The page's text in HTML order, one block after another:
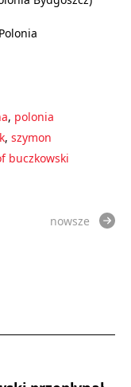
, polonia
, szymon
buczkowski
nowsze